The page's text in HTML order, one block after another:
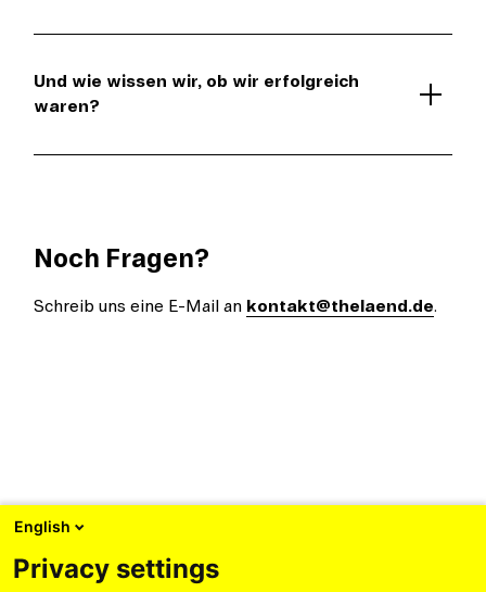
Und wie wissen wir, ob wir erfolgreich
waren?
Noch Fragen?
Schreib uns eine E-Mail an kontakt@thelaend.de.
English
Privacy settings